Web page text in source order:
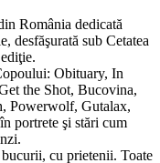
România dedicată
desfăşurată sub Cetatea
Obituary, In
the Shot, Bucovina,
Powerwolf, Gutalax,
portrete şi stări cum
cu prietenii. Toate